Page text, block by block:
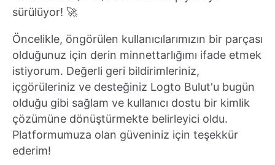
sürülüyor! 🚀
Öncelikle, öngörülen kullanıcılarımızın bir parçası
olduğunuz için derin minnettarlığımı ifade etmek
istiyorum. Değerli geri bildirimleriniz,
içgörüleriniz ve desteğiniz Logto Bulut'u bugün
olduğu gibi sağlam ve kullanıcı dostu bir kimlik
çözümüne dönüştürmekte belirleyici oldu.
Platformumuza olan güveniniz için teşekkür
ederim!